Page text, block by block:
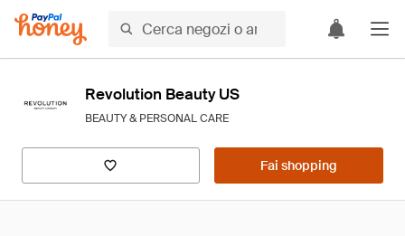
Revolution Beauty US
BEAUTY & PERSONAL CARE
Fai shopping